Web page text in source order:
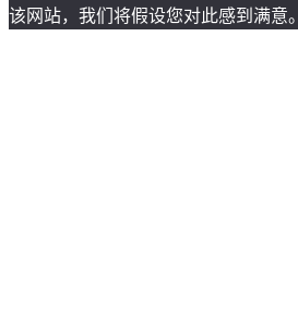
该网站，我们将假设您对此感到满意。